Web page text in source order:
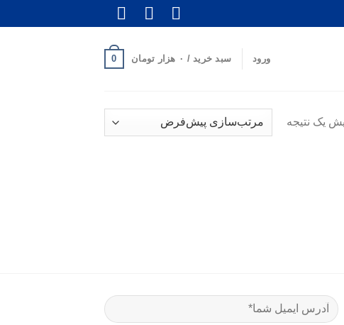
ورود سبد خرید / ۰ هزار تومان 0
یک نتیجه